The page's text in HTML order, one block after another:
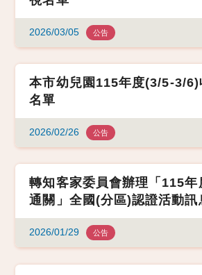
2026/03/05 公告
本市幼兒園115年度(3/5-3/6)
名單
2026/02/26 公告
轉知客家委員會辦理「115年
通關」全國(分區)認證活動訊
2026/01/29 公告